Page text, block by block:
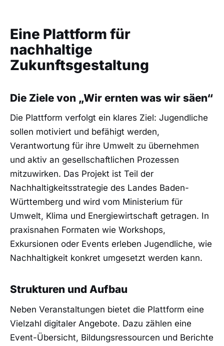
Eine Plattform für
nachhaltige
Zukunftsgestaltung
Die Ziele von „Wir ernten was wir säen“
Die Plattform verfolgt ein klares Ziel: Jugendliche
sollen motiviert und befähigt werden,
Verantwortung für ihre Umwelt zu übernehmen
und aktiv an gesellschaftlichen Prozessen
mitzuwirken. Das Projekt ist Teil der
Nachhaltigkeitsstrategie des Landes Baden-
Württemberg und wird vom Ministerium für
Umwelt, Klima und Energiewirtschaft getragen. In
praxisnahen Formaten wie Workshops,
Exkursionen oder Events erleben Jugendliche, wie
Nachhaltigkeit konkret umgesetzt werden kann.
Strukturen und Aufbau
Neben Veranstaltungen bietet die Plattform eine
Vielzahl digitaler Angebote. Dazu zählen eine
Event-Übersicht, Bildungsressourcen und Berichte